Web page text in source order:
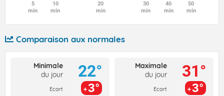
5
min
10
min
20
min
30
min
40
min
50
min
Comparaison aux normales
Minimale
du jour
Ecart
22°
3°
Maximale
du jour
Ecart
31°
3°